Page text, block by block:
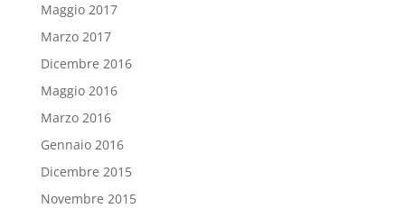
Maggio 2017
Marzo 2017
Dicembre 2016
Maggio 2016
Marzo 2016
Gennaio 2016
Dicembre 2015
Novembre 2015